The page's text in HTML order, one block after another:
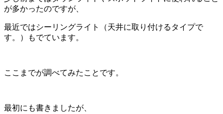
が多かったのですが、
最近ではシーリングライト（天井に取り付けるタイプで
す。）もでています。
ここまでが調べてみたことです。
最初にも書きましたが、